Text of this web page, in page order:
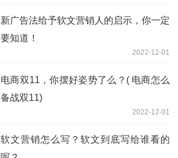
新广告法给予软文营销人的启示，你一定
要知道！
2022-12-01
电商双11，你摆好姿势了么？( 电商怎么
备战双11)
2022-12-01
软文营销怎么写？软文到底写给谁看的